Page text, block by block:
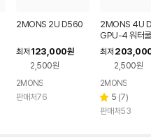
2MONS 2U D560
최저 123,000원
2,500원
2MONS
판매처76
2MONS 4U
GPU-4 워터쿨
최저
2,500원
2MONS
별
점
5 리
뷰
(7)
판매처53